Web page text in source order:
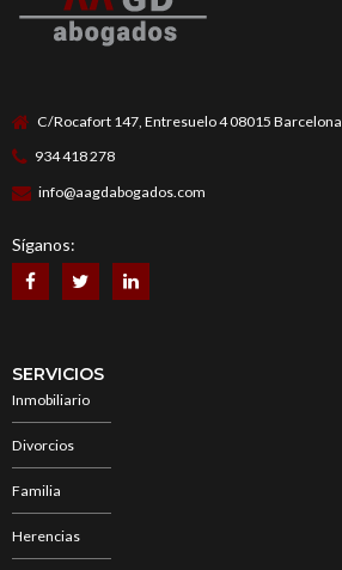
C/Rocafort 147, Entresuelo 4 08015 Barcelona
934 418 278
info@aagdabogados.com
Síganos:
SERVICIOS
Inmobiliario
Divorcios
Familia
Herencias